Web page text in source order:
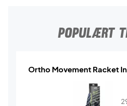
POPULÆRT
Ortho Movement Racket